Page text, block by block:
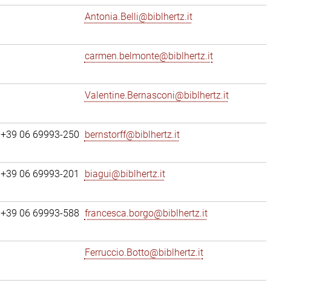
Antonia.Belli@biblhertz.it
carmen.belmonte@biblhertz.it
Valentine.Bernasconi@biblhertz.it
+39 06 69993-250 bernstorff@biblhertz.it
+39 06 69993-201 biagui@biblhertz.it
+39 06 69993-588 francesca.borgo@biblhertz.it
Ferruccio.Botto@biblhertz.it